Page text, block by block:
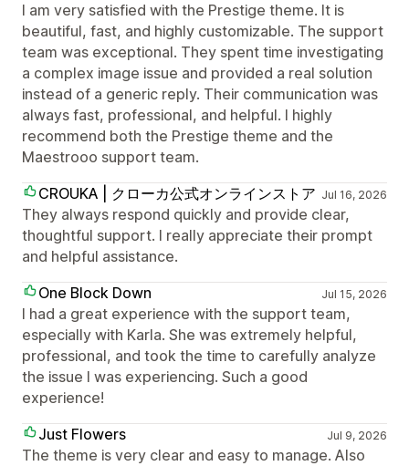
I am very satisfied with the Prestige theme. It is
beautiful, fast, and highly customizable. The support
team was exceptional. They spent time investigating
a complex image issue and provided a real solution
instead of a generic reply. Their communication was
always fast, professional, and helpful. I highly
recommend both the Prestige theme and the
Maestrooo support team.
CROUKA | クローカ公式オンラインストア Jul 16, 2026
They always respond quickly and provide clear,
thoughtful support. I really appreciate their prompt
and helpful assistance.
One Block Down
Jul 15, 2026
I had a great experience with the support team,
especially with Karla. She was extremely helpful,
professional, and took the time to carefully analyze
the issue I was experiencing. Such a good
experience!
Just Flowers
Jul 9, 2026
The theme is very clear and easy to manage. Also